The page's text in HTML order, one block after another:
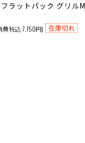
フラットパック グリルM
費税込:7,150円) 在庫切れ